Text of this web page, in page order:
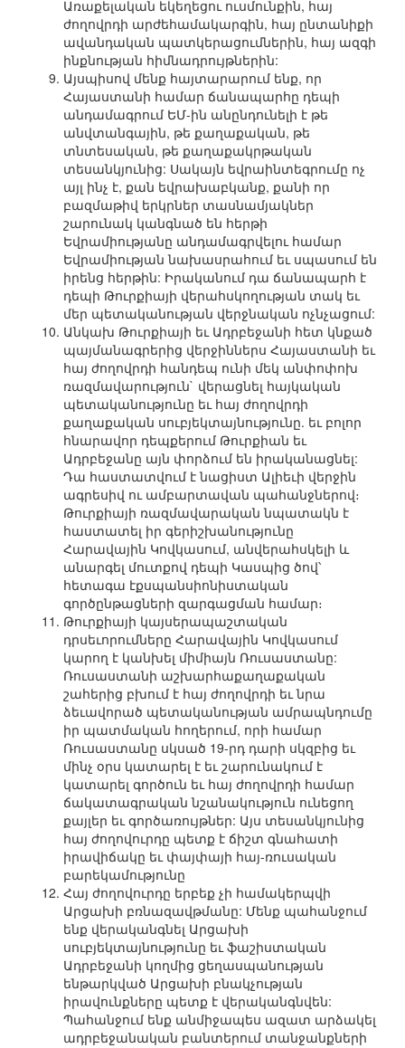
Առաքելական եկեղեցու ուսմունքին, հայ
ժողովրդի արժեհամակարգին, հայ ընտանիքի
ավանդական պատկերացումներին, հայ ազգի
ինքնության հիմնադրույթներին:
Այսպիսով մենք հայտարարում ենք, որ
Հայաստանի համար ճանապարհը դեպի
անդամագրում ԵՄ-ին անընդունելի է թե
անվտանգային, թե քաղաքական, թե
տնտեսական, թե քաղաքակրթական
տեսանկյունից: Սակայն եվրաինտեգրումը ոչ
այլ ինչ է, քան եվրախաբկանք, քանի որ
բազմաթիվ երկրներ տասնամյակներ
շարունակ կանգնած են հերթի
Եվրամիությանը անդամագրվելու համար
Եվրամիության նախասրահում եւ սպասում են
իրենց հերթին: Իրականում դա ճանապարհ է
դեպի Թուրքիայի վերահսկողության տակ եւ
մեր պետականության վերջնական ոչնչացում:
Անկախ Թուրքիայի եւ Ադրբեջանի հետ կնքած
պայմանագրերից վերջիններս Հայաստանի եւ
հայ ժողովրդի հանդեպ ունի մեկ անփոփոխ
ռազմավարություն` վերացնել հայկական
պետականությունը եւ հայ ժողովրդի
քաղաքական սուբյեկտայնությունը. եւ բոլոր
հնարավոր դեպքերում Թուրքիան եւ
Ադրբեջանը այն փորձում են իրականացնել:
Դա հաստատվում է նացիստ Ալիեւի վերջին
ագրեսիվ ու ամբարտավան պահանջներով։
Թուրքիայի ռազմավարական նպատակն է
հաստատել իր գերիշխանությունը
Հարավային Կովկասում, անվերահսկելի և
անարգել մուտքով դեպի Կասպից ծով՝
հետագա էքսպանսիոնիստական
գործընթացների զարգացման համար։
Թուրքիայի կայսերապաշտական
դրսեւորումները Հարավային Կովկասում
կարող է կանխել միմիայն Ռուսաստանը:
Ռուսաստանի աշխարհաքաղաքական
շահերից բխում է հայ ժողովրդի եւ նրա
ձեւավորած պետականության ամրապնդումը
իր պատմական հողերում, որի համար
Ռուսաստանը սկսած 19-րդ դարի սկզբից եւ
մինչ օրս կատարել է եւ շարունակում է
կատարել գործուն եւ հայ ժողովրդի համար
ճակատագրական նշանակություն ունեցող
քայլեր եւ գործառույթներ: Այս տեսանկյունից
հայ ժողովուրդը պետք է ճիշտ գնահատի
իրավիճակը եւ փայփայի հայ-ռուսական
բարեկամությունը
Հայ ժողովուրդը երբեք չի համակերպվի
Արցախի բռնազավթմանը: Մենք պահանջում
ենք վերականգնել Արցախի
սուբյեկտայնությունը եւ ֆաշիստական
Ադրբեջանի կողմից ցեղասպանության
ենթարկված Արցախի բնակչության
իրավունքները պետք է վերականգնվեն:
Պահանջում ենք անմիջապես ազատ արձակել
ադրբեջանական բանտերում տանջանքների